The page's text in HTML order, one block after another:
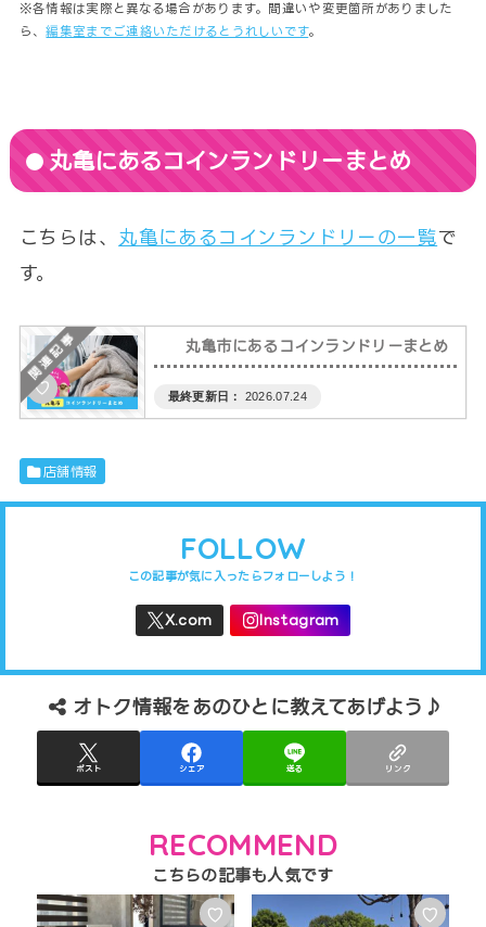
※各情報は実際と異なる場合があります。間違いや変更箇所がありました
ら、編集室までご連絡いただけるとうれしいです。
丸亀にあるコインランドリーまとめ
こちらは、 丸亀にあるコインランドリーの一覧で
す。
♡
丸亀市にあるコインランドリーまとめ
2026.07.24
店舗情報
FOLLOW
オトク情報をあのひとに教えてあげよう♪
ポスト シェア 送る リンク
RECOMMEND
♡ ♡